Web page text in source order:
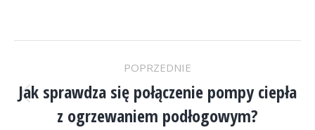
NAWIGACJA
WPISÓW
POPRZEDNIE
Poprzedni
wpis:
Jak sprawdza się połączenie pompy ciepła
z ogrzewaniem podłogowym?